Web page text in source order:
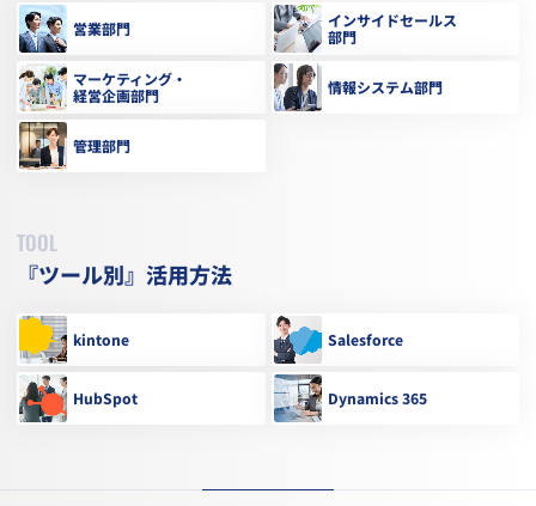
営業部門
インサイドセールス
部門
マーケティング・
経営企画部門
情報システム部門
管理部門
TOOL
『ツール別』活用方法
kintone Salesforce
HubSpot Dynamics 365